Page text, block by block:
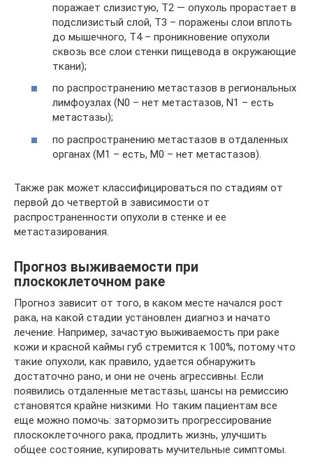
поражает слизистую, Т2 — опухоль прорастает в
подслизистый слой, Т3 – поражены слои вплоть
до мышечного, Т4 – проникновение опухоли
сквозь все слои стенки пищевода в окружающие
ткани);
по распространению метастазов в региональных
лимфоузлах (N0 – нет метастазов, N1 – есть
метастазы);
по распространению метастазов в отдаленных
органах (М1 – есть, М0 – нет метастазов).
Также рак может классифицироваться по стадиям от
первой до четвертой в зависимости от
распространенности опухоли в стенке и ее
метастазирования.
Прогноз выживаемости при
плоскоклеточном раке
Прогноз зависит от того, в каком месте начался рост
рака, на какой стадии установлен диагноз и начато
лечение. Например, зачастую выживаемость при раке
кожи и красной каймы губ стремится к 100%, потому что
такие опухоли, как правило, удается обнаружить
достаточно рано, и они не очень агрессивны. Если
появились отдаленные метастазы, шансы на ремиссию
становятся крайне низкими. Но таким пациентам все
еще можно помочь: затормозить прогрессирование
плоскоклеточного рака, продлить жизнь, улучшить
общее состояние, купировать мучительные симптомы.